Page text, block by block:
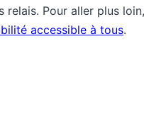
Pour aller plus
accessible à tous.